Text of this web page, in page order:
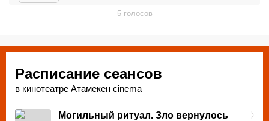
5голосов
Расписание сеансов
в кинотеатре Атамекен cinema
Могильный ритуал. Зло вернулось